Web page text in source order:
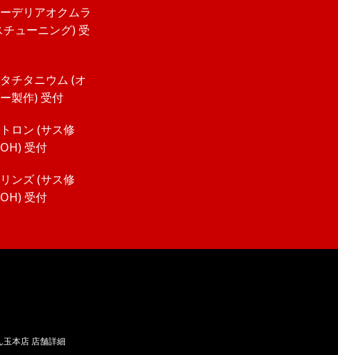
デリアオクムラ
チューニング) 受
チタニウム (オ
製作) 受付
ロン (サス修
受付
ンズ (サス修
受付
玉本店 店舗詳細